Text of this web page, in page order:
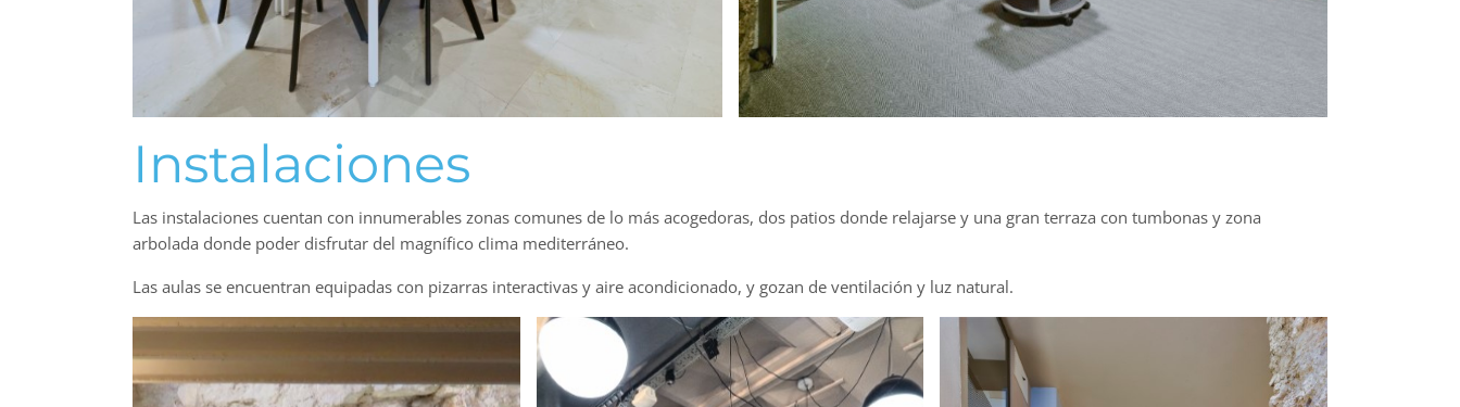
Instalaciones
Las instalaciones cuentan con innumerables zonas comunes de lo más acogedoras, dos patios donde relajarse y una gran terraza con tumbonas y zona
arbolada donde poder disfrutar del magnífico clima mediterráneo.
Las aulas se encuentran equipadas con pizarras interactivas y aire acondicionado, y gozan de ventilación y luz natural.